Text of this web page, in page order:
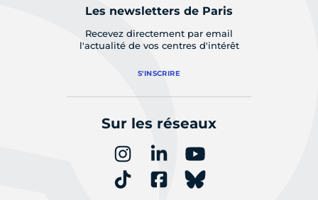
Les newsletters de Paris
Recevez directement par email
l'actualité de vos centres d'intérêt
S'INSCRIRE
Sur les réseaux